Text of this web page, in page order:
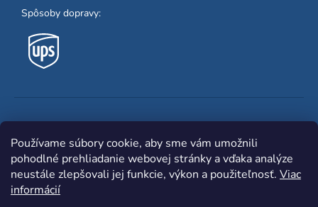
Používame súbory cookie, aby sme vám umožnili
pohodlné prehliadanie webovej stránky a vďaka analýze
neustále zlepšovali jej funkcie, výkon a použiteľnosť. Viac
informácií
Spôsoby dopravy: